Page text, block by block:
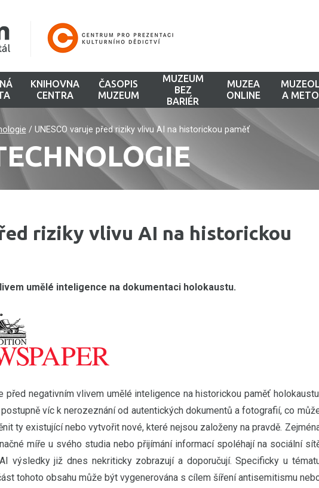
KNIHOVNA
CENTRA
ČASOPIS
MUZEUM
MUZEUM
BEZ
BARIÉR
MUZEA
ONLINE
A
/ UNESCO varuje před riziky vlivu AI na historickou paměť
riziky vlivu AI na historickou
umělé inteligence na dokumentaci holokaustu.
před negativním vlivem umělé inteligence na historickou paměť
víc k nerozeznání od autentických dokumentů a fotografií, co
ty existující nebo vytvořit nové, které nejsou založeny na pravdě.
míře u svého studia nebo přijímání informací spoléhají na sociální
výsledky již dnes nekriticky zobrazují a doporučují. Specificky u
tohoto obsahu může být vygenerována s cílem šíření antisemitismu